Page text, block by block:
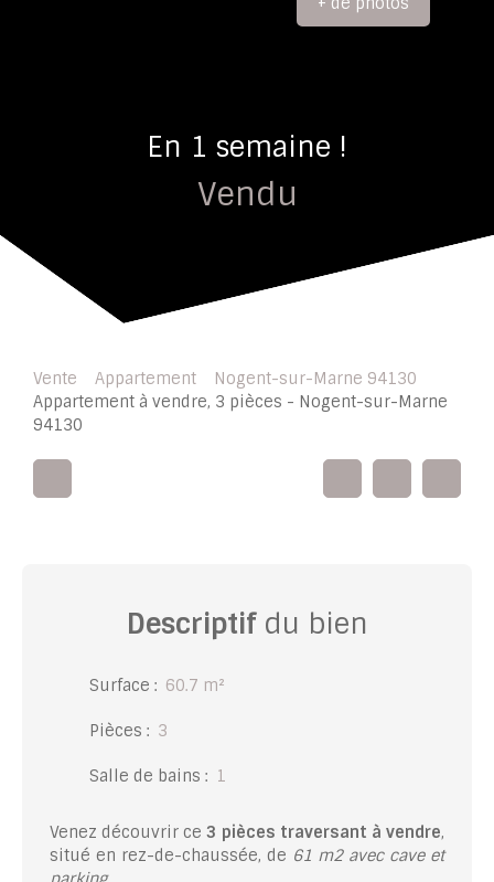
En 1 semaine !
Vendu
Vente Appartement
Nogent-sur-Marne 94130
Appartement à vendre, 3 pièces - Nogent-sur-Marne
94130
Descriptifdu bien
Surface : 60.7 m²
Pièces : 3
Salle de bains : 1
Venez découvrir ce3 pièces traversant à vendre,
situé en rez-de-chaussée, de 61 m2 avec cave et